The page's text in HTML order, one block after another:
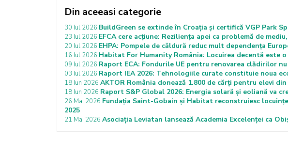
Din aceeasi categorie
30 Iul 2026 BuildGreen se extinde în Croația și certifică VGP Park
23 Iul 2026 EFCA cere acțiune: Reziliența apei ca problemă de
20 Iul 2026 EHPA: Pompele de căldură reduc mult dependența
16 Iul 2026 Habitat For Humanity România: Locuirea decentă este
09 Iul 2026 Raport ECA: Fondurile UE pentru renovarea clădirilor
03 Iul 2026 Raport IEA 2026: Tehnologiile curate constituie noua
18 Iun 2026 AKTOR România donează 1.800 de cărți pentru elevi
18 Iun 2026 Raport S&P Global 2026: Energia solară și eoliană va
26 Mai 2026 Fundația Saint-Gobain și Habitat reconstruiesc
2025
21 Mai 2026 Asociația Leviatan lansează Academia Excelenței ca